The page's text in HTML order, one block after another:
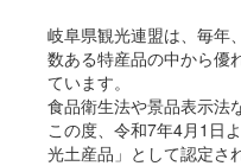
岐阜県観光連盟は、毎年
数ある特産品の中から優
ています。
食品衛生法や景品表示法
この度、令和7年4月1日
光土産品」として認定さ